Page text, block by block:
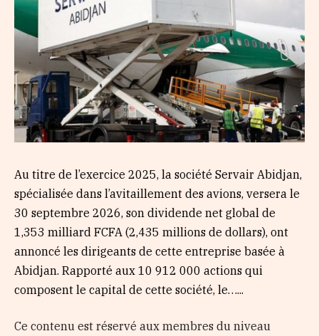
Au titre de l’exercice 2025, la société Servair Abidjan,
spécialisée dans l’avitaillement des avions, versera le
30 septembre 2026, son dividende net global de
1,353 milliard FCFA (2,435 millions de dollars), ont
annoncé les dirigeants de cette entreprise basée à
Abidjan. Rapporté aux 10 912 000 actions qui
composent le capital de cette société, le…...
Ce contenu est réservé aux membres du niveau